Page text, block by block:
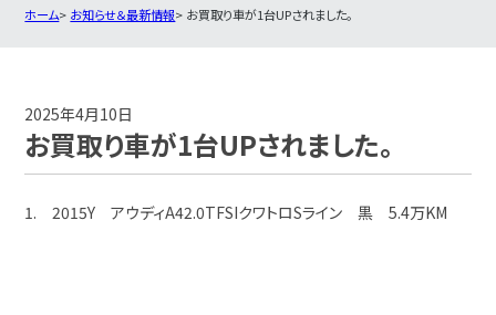
ロータス買取実績
ホーム お知らせ＆最新情報 お買取り車が1台UPされました。
2025年4月10日
お買取り車が1台UPされました。
1. 2015Y アウディA42.0TFSIクワトロSライン 黒 5.4万KM